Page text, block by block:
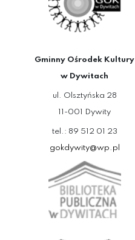
Gminny Ośrodek Kultury
w Dywitach
ul. Olsztyńska 28
11-001 Dywity
tel.: 89 512 01 23
gokdywity@wp.pl